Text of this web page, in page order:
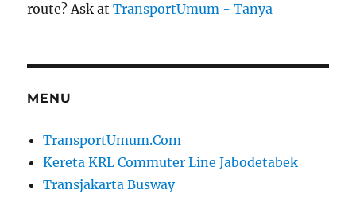
route? Ask atTransportUmum - Tanya
MENU
TransportUmum.Com
Kereta KRL Commuter Line Jabodetabek
Transjakarta Busway